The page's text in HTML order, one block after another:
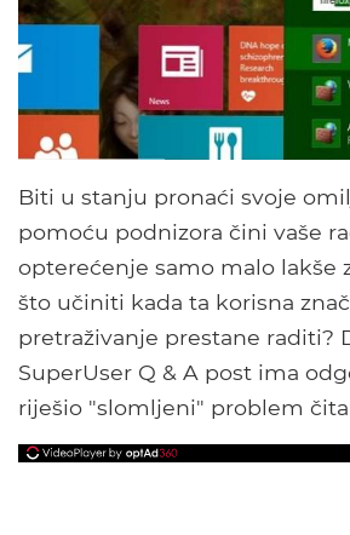
Biti u stanju pronaći svoje
pomoću podnizora čini vaše
opterećenje samo malo lakše
što učiniti kada ta korisna
pretraživanje prestane raditi?
SuperUser Q & A post ima
riješio "slomljeni" problem